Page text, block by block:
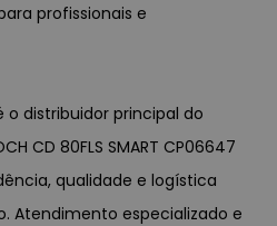
profissionais e
o distribuidor principal do
CD 80FLS SMART CP06647
qualidade e logística
Atendimento especializado e